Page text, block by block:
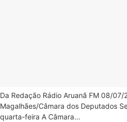
Da Redação Rádio Aruanã FM 08/
Magalhães/Câmara dos Deputados
quarta-feira A Câmara...